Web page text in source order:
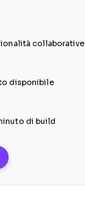
collaborative
disponibile
di build